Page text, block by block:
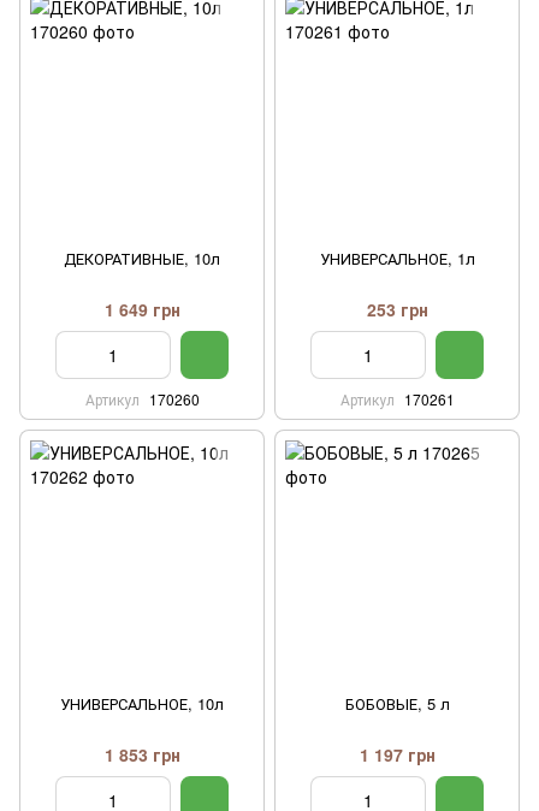
ДЕКОРАТИВНЫЕ, 10л
1 649 грн
Артикул 170260
УНИВЕРСАЛЬНОЕ, 1л
253 грн
Артикул 170261
УНИВЕРСАЛЬНОЕ, 10л
1 853 грн
БОБОВЫЕ, 5 л
1 197 грн